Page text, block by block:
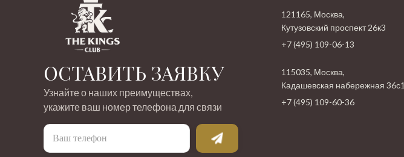
ОСТАВИТЬ ЗАЯВКУ
Узнайте о наших преимуществах,
укажите ваш номер телефона для связи
121165, Москва,
Кутузовский проспект 26к3
+7 (495) 109-06-13
115035, Москва,
Кадашевская набережная 36с1
+7 (495) 109-60-36